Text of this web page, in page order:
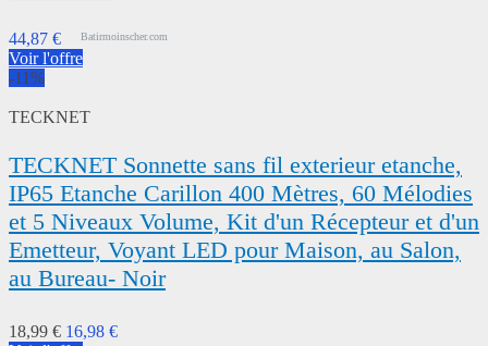
44,87 € Batirmoinscher.com
Voir l'offre
-11%
TECKNET
TECKNET Sonnette sans fil exterieur etanche,
IP65 Etanche Carillon 400 Mètres, 60 Mélodies
et 5 Niveaux Volume, Kit d'un Récepteur et d'un
Emetteur, Voyant LED pour Maison, au Salon,
au Bureau- Noir
18,99 € 16,98 €